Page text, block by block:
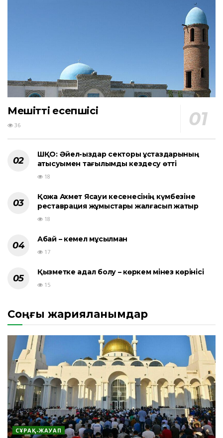
Мешіттің есепшісі
36
ШҚО: Әйел-қыздар секторы ұстаздарының
қатысуымен тағылымды кездесу өтті
18
Қожа Ахмет Ясауи кесенесінің күмбезіне
реставрация жұмыстары жалғасып жатыр
18
Абай – кемел мұсылман
17
Қызметке адал болу – көркем мінез көрінісі
15
Соңғы жарияланымдар
СҰРАҚ-ЖАУАП